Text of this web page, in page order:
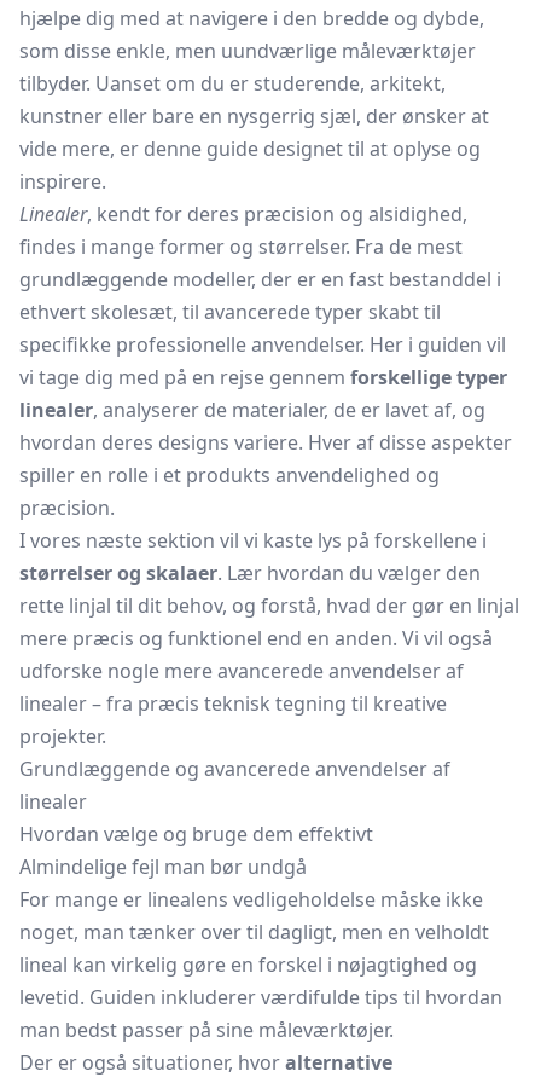
hjælpe dig med at navigere i den bredde og dybde,
som disse enkle, men uundværlige måleværktøjer
tilbyder. Uanset om du er studerende, arkitekt,
kunstner eller bare en nysgerrig sjæl, der ønsker at
vide mere, er denne guide designet til at oplyse og
inspirere.
Linealer, kendt for deres præcision og alsidighed,
findes i mange former og størrelser. Fra de mest
grundlæggende modeller, der er en fast bestanddel i
ethvert skolesæt, til avancerede typer skabt til
specifikke professionelle anvendelser. Her i guiden vil
vi tage dig med på en rejse gennem forskellige typer
linealer, analyserer de materialer, de er lavet af, og
hvordan deres designs variere. Hver af disse aspekter
spiller en rolle i et produkts anvendelighed og
præcision.
I vores næste sektion vil vi kaste lys på forskellene i
størrelser og skalaer. Lær hvordan du vælger den
rette linjal til dit behov, og forstå, hvad der gør en linjal
mere præcis og funktionel end en anden. Vi vil også
udforske nogle mere avancerede anvendelser af
linealer – fra præcis teknisk tegning til kreative
projekter.
Grundlæggende og avancerede anvendelser af
linealer
Hvordan vælge og bruge dem effektivt
Almindelige fejl man bør undgå
For mange er linealens vedligeholdelse måske ikke
noget, man tænker over til dagligt, men en velholdt
lineal kan virkelig gøre en forskel i nøjagtighed og
levetid. Guiden inkluderer værdifulde tips til hvordan
man bedst passer på sine måleværktøjer.
Der er også situationer, hvoralternative